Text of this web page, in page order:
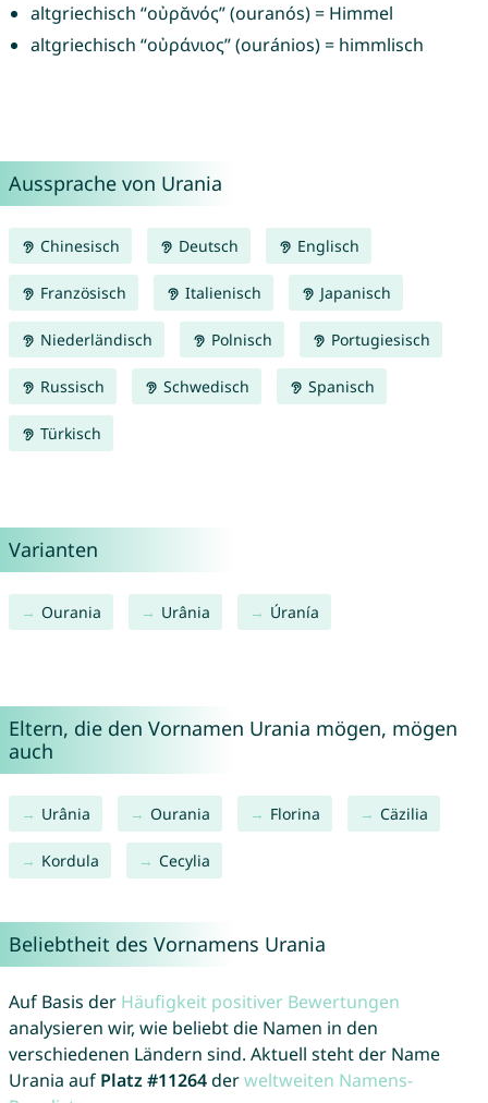
altgriechisch “οὐρᾰνός” (ouranós) = Himmel
altgriechisch “οὐράνιος” (ouránios) = himmlisch
Aussprache von Urania
Chinesisch Deutsch Englisch
Französisch Italienisch Japanisch
Niederländisch Polnisch Portugiesisch
Russisch Schwedisch Spanisch
Türkisch
Varianten
Ourania Urânia Úranía
Eltern, die den Vornamen Urania mögen, mögen
auch
Urânia Ourania Florina Cäzilia
Kordula Cecylia
Beliebtheit des Vornamens Urania
Auf Basis der Häufigkeit positiver Bewertungen
analysieren wir, wie beliebt die Namen in den
verschiedenen Ländern sind. Aktuell steht der Name
Urania auf Platz #11264derweltweiten Namens-